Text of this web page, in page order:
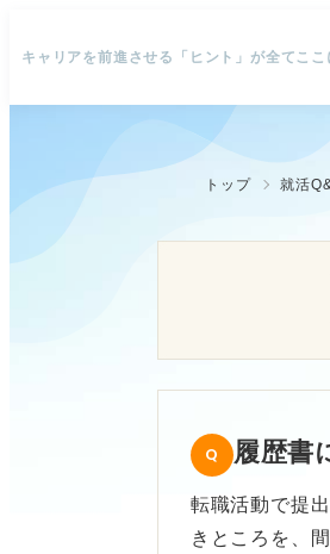
キャリアを前進させる「ヒント」が全てここ
トップ 就活
履歴書
転職活動で提
きところを、